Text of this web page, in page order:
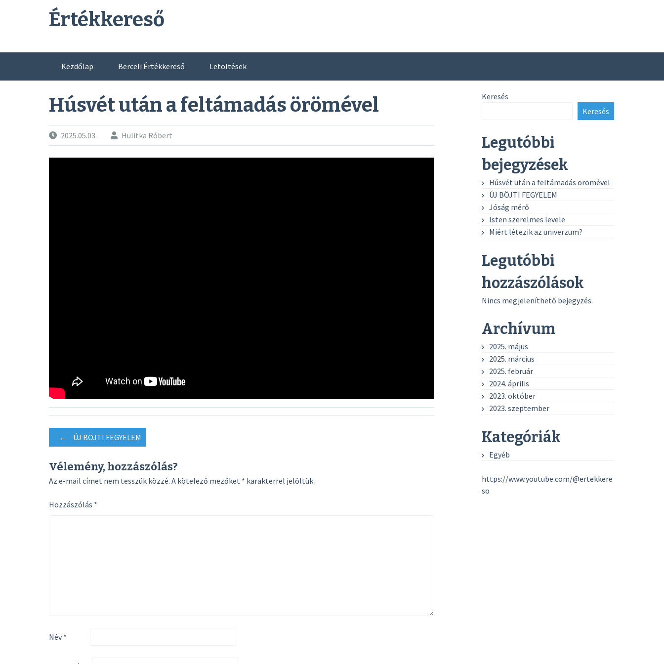
Értékkereső
Kezdőlap Berceli Értékkereső Letöltések
Húsvét után a feltámadás örömével
2025.05.03. Hulitka Róbert
Post
navigation
← ÚJ BÖJTI FEGYELEM
Vélemény, hozzászólás?
Az e-mail címet nem tesszük közzé. A kötelező mezőket * karakterrel jelöltük
Hozzászólás *
Név *
Keresés
Keresés
Legutóbbi
bejegyzések
Húsvét után a feltámadás örömével
ÚJ BÖJTI FEGYELEM
Jóság mérő
Isten szerelmes levele
Miért létezik az univerzum?
Legutóbbi
hozzászólások
Nincs megjeleníthető bejegyzés.
Archívum
2025. május
2025. március
2025. február
2024. április
2023. október
2023. szeptember
Kategóriák
Egyéb
https://www.youtube.com/@ertekkere
so